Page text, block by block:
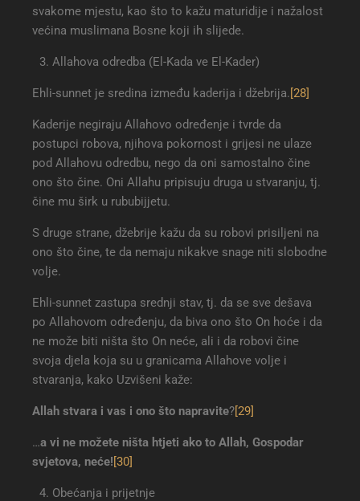
svakome mjestu, kao što to kažu maturidije i nažalost
većina muslimana Bosne koji ih slijede.
Allahova odredba (El-Kada ve El-Kader)
Ehli-sunnet je sredina između kaderija i džebrija.[28]
Kaderije negiraju Allahovo određenje i tvrde da
postupci robova, njihova pokornost i grijesi ne ulaze
pod Allahovu odredbu, nego da oni samostalno čine
ono što čine. Oni Allahu pripisuju druga u stvaranju, tj.
čine mu širk u rububijjetu.
S druge strane, džebrije kažu da su robovi prisiljeni na
ono što čine, te da nemaju nikakve snage niti slobodne
volje.
Ehli-sunnet zastupa srednji stav, tj. da se sve dešava
po Allahovom određenju, da biva ono što On hoće i da
ne može biti ništa što On neće, ali i da robovi čine
svoja djela koja su u granicama Allahove volje i
stvaranja, kako Uzvišeni kaže:
Allah stvara i vas i ono što napravite?[29]
…a vi ne možete ništa htjeti ako to Allah, Gospodar
svjetova, neće![30]
Obećanja i prijetnje